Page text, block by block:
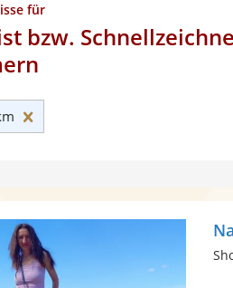
für
bzw.